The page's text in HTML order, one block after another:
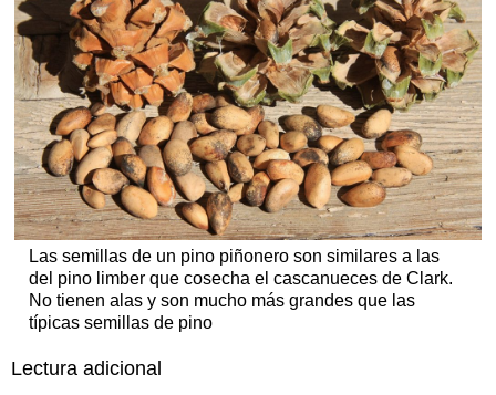
Las semillas de un pino piñonero son similares a las
del pino limber que cosecha el cascanueces de Clark.
No tienen alas y son mucho más grandes que las
típicas semillas de pino
Lectura adicional